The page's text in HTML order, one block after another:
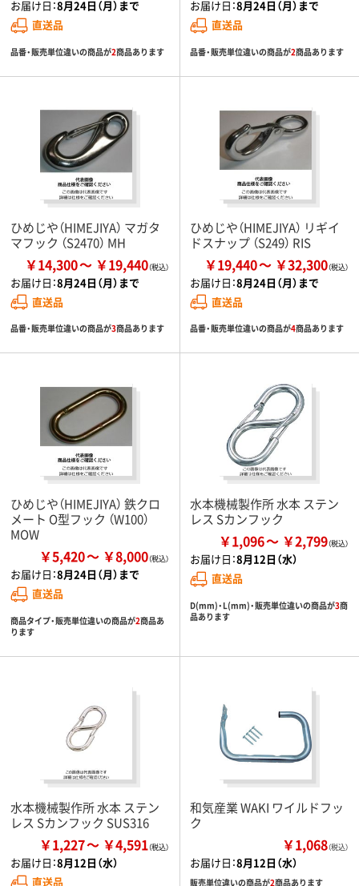
お届け日：8月24日（月）まで
直送品
品番・販売単位違いの商品が2商品あります
お届け日：8月24日（月）まで
直送品
品番・販売単位違いの商品が2商品あります
ひめじや（HIMEJIYA） マガタ
マフック （S2470） MH
￥14,300 ￥19,440
お届け日：8月24日（月）まで
直送品
品番・販売単位違いの商品が3商品あります
ひめじや（HIMEJIYA） リギイ
ドスナップ （S249） RIS
￥19,440 ￥32,300
お届け日：8月24日（月）まで
直送品
品番・販売単位違いの商品が4商品あります
ひめじや（HIMEJIYA） 鉄クロ
メート O型フック （W100）
MOW
￥5,420 ￥8,000
お届け日：8月24日（月）まで
直送品
商品タイプ・販売単位違いの商品が2商品あ
ります
水本機械製作所 水本 ステン
レス Sカンフック
￥1,096 ￥2,799
お届け日：8月12日（水）
直送品
D(mm)・L(mm)・販売単位違いの商品が3商
品あります
水本機械製作所 水本 ステン
レス Sカンフック SUS316
￥1,227 ￥4,591
お届け日：8月12日（水）
直送品
和気産業 WAKI ワイルドフッ
ク
￥1,068（税込）
お届け日：8月12日（水）
販売単位違いの商品が2商品あります